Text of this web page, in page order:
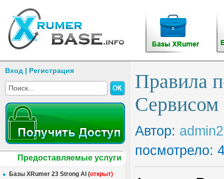
Вход | Регистрация
Предоставляемые услуги
Базы XRumer 23 Strong AI (открыт)
Правила
Сервисом
Автор:
посмотрело: